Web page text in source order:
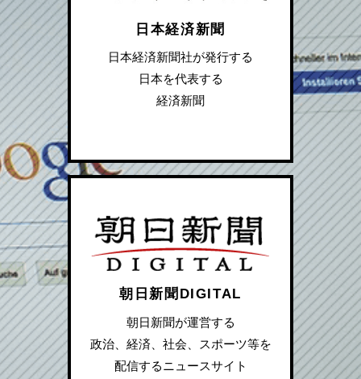
日本経済新聞
日本経済新聞社が発行する
日本を代表する
経済新聞
朝日新聞DIGITAL
朝日新聞が運営する
政治、経済、社会、スポーツ等を
配信するニュースサイト